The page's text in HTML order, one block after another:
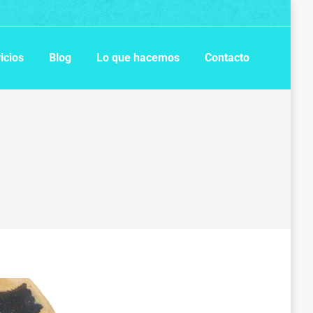
Blog Lo que hacemos Contacto